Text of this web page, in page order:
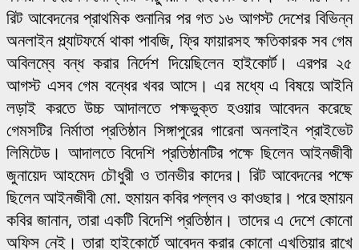
রিট আবেদনের প্রাথমিক শুনানির পর গত ১৬ আগস্ট দেশের বিভিন্ন
অনলাইন প্ল্যাটফর্মে থাকা পাবজি, ফ্রি ফায়ারসহ ক্ষতিকারক সব গেম
অবিলম্বে বন্ধ করার নির্দেশ দিয়েছিলেন হাইকোর্ট। এরপর ২৫
আগস্ট এসব গেম বন্ধের খবর আসে। এর মধ্যে এ বিষয়ে আইনি
লড়াই করতে উচ্চ আদালতে পক্ষভুক্ত হওয়ার আবেদন করেছে
গেমসটির নির্মাতা প্রতিষ্ঠান সিঙ্গাপুরের গারেনা অনলাইন প্রাইভেট
লিমিটেড। আদালতে বিদেশি প্রতিষ্ঠানটির পক্ষে ছিলেন আইনজীবী
জুনায়েদ আহমেদ চৌধুরী ও তানভীর কাদের। রিট আবেদনের পক্ষে
ছিলেন আইনজীবী মো. হুমায়ন কবির পল্লব ও কাওছার। পরে হুমায়ন
কবির জানান, তারা একটি বিদেশি প্রতিষ্ঠান। তাদের এ দেশে কোনো
অফিস নেই। তারা হাইকোর্টে আবেদন করার কোনো এখতিয়ার রাখে